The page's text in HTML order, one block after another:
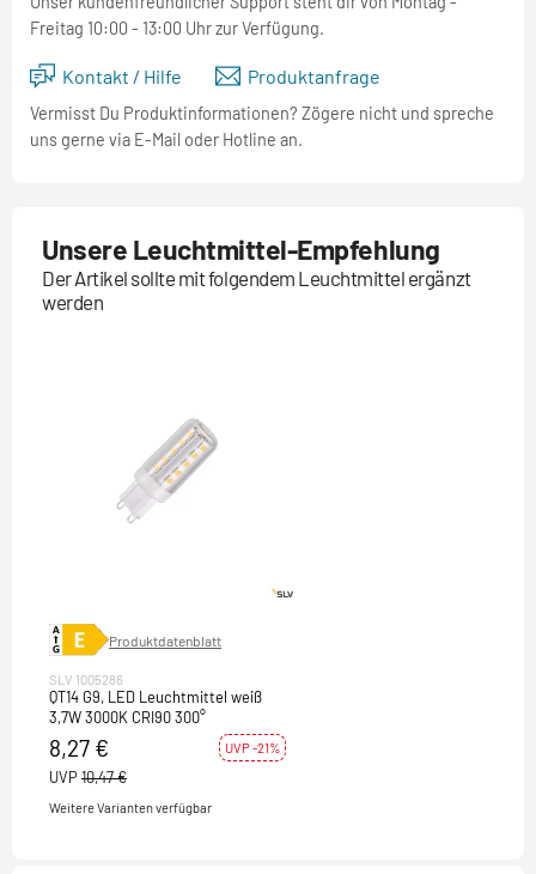
Freitag 10:00 - 13:00 Uhr zur Verfügung.
Kontakt / Hilfe Produktanfrage
Vermisst Du Produktinformationen? Zögere nicht und spreche
uns gerne via E-Mail oder Hotline an.
Unsere Leuchtmittel-Empfehlung
Der Artikel sollte mit folgendem Leuchtmittel ergänzt
werden
Produktdatenblatt
SLV 1005286
QT14 G9, LED Leuchtmittel weiß
3,7W 3000K CRI90 300°
8,27 € UVP -21%
UVP 10,47 €
Weitere Varianten verfügbar